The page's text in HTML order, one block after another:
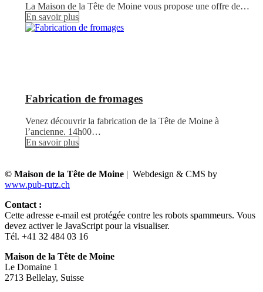
La Maison de la Tête de Moine vous propose une offre de…
En savoir plus
Fabrication de fromages
Venez découvrir la fabrication de la Tête de Moine à
l’ancienne. 14h00…
En savoir plus
© Maison de la Tête de Moine | Webdesign & CMS by
www.pub-rutz.ch
Contact :
Cette adresse e-mail est protégée contre les robots spammeurs. Vous
devez activer le JavaScript pour la visualiser.
Tél. +41 32 484 03 16
Maison de la Tête de Moine
Le Domaine 1
2713 Bellelay, Suisse